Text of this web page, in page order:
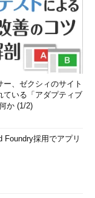
ー、ゼクシィのサイト
ている「アダプティブ
か (1/2)
Foundry採用でアプリ